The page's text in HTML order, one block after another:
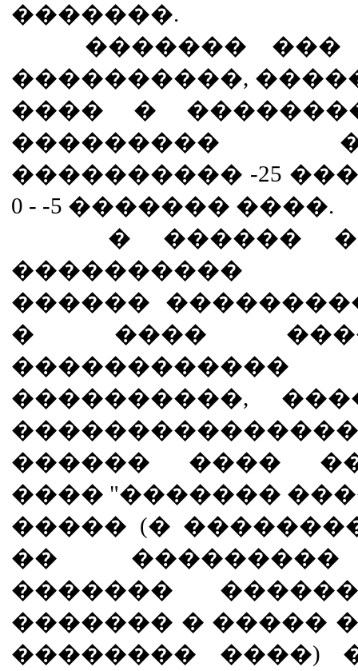
�������.
������� ���
����������,
���� �
���������
���������� -25
0 - -5 ������� ����.
� ������
����������
������
� ����
����������,
������ ����
���� "�������
����� (�
��
�������
������� � �����
�������� ����)